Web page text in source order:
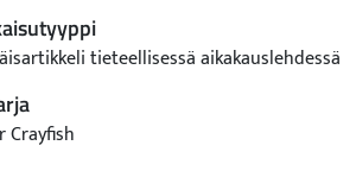
tieteellisessä aikakauslehdessä
Crayfish